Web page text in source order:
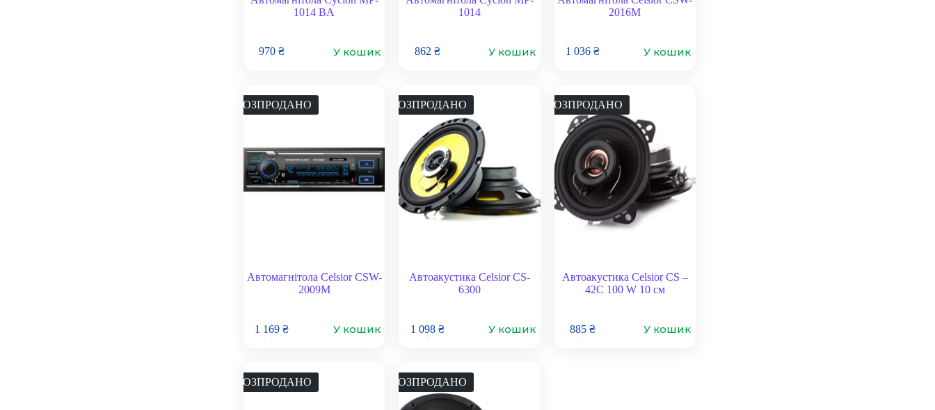
1014 BA
970₴ У кошик
1014
862 ₴ У кошик
2016M
1 036 ₴ У кошик
РОЗПРОДАНО
Автомагнітола Celsior CSW-
2009M
1 169₴ У кошик
РОЗПРОДАНО
Автоакустика Celsior CS-
6300
1 098 ₴ У кошик
РОЗПРОДАНО
Автоакустика Celsior CS –
42C 100 W 10 см
885 ₴ У кошик
РОЗПРОДАНО РОЗПРОДАНО